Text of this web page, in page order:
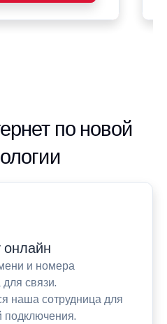
по новой
онлайн
и номера
связи.
наша сотрудница для
подключения.